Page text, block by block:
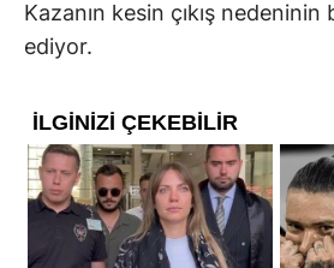
Kazanın kesin çıkış
ediyor.